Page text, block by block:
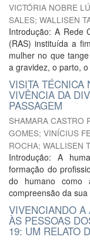
VICTÓRIA NOBRE
SALES; WALLISEN
Introdução: A Rede
(RAS) instituída a
mulher no que
a gravidez, o parto,
VISITA TÉCNICA
VIVÊNCIA DA
PASSAGEM
SHAMARA CASTRO
GOMES; VINÍCIUS
ROCHA; WALLISEN
Introdução: A
formação do
do humano como
compreensão da
VIVENCIANDO A
ÀS PESSOAS
19: UM RELATO